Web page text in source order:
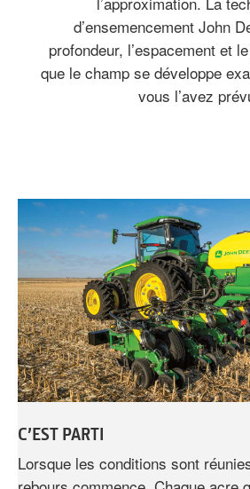
d’ensemencement John
profondeur, l’espacement et
que le champ se développe
vous l’avez
C’EST PARTI
Lorsque les conditions sont